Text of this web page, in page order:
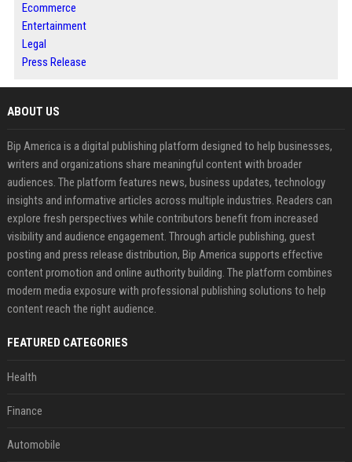
Ecommerce
Entertainment
Legal
Press Release
ABOUT US
Bip America is a digital publishing platform designed to help businesses,
writers and organizations share meaningful content with broader
audiences. The platform features news, business updates, technology
insights and informative articles across multiple industries. Readers can
explore fresh perspectives while contributors benefit from increased
visibility and audience engagement. Through article publishing, guest
posting and press release distribution, Bip America supports effective
content promotion and online authority building. The platform combines
modern media exposure with professional publishing solutions to help
content reach the right audience.
FEATURED CATEGORIES
Health
Finance
Automobile